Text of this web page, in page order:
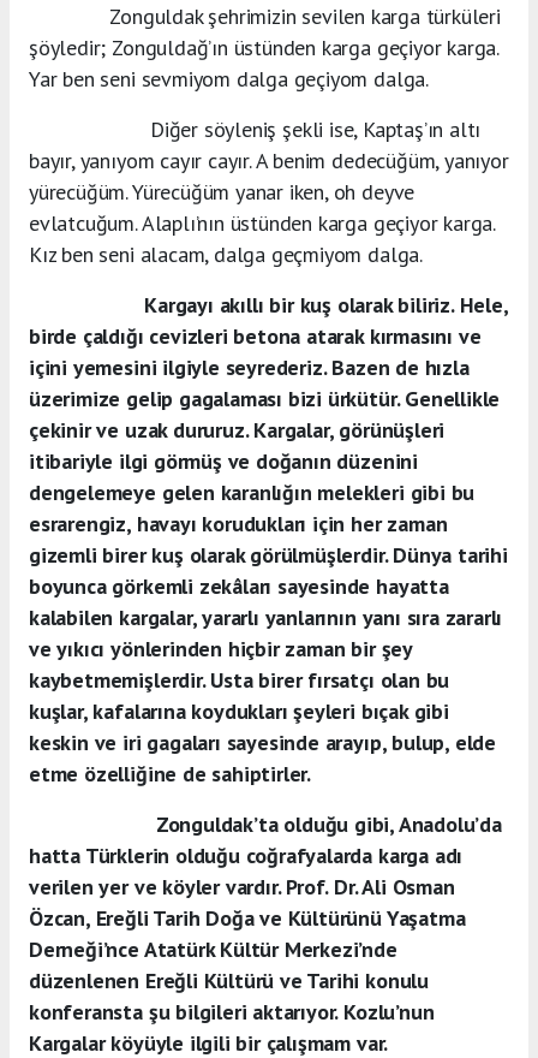
Zonguldak şehrimizin sevilen karga türküleri
şöyledir; Zonguldağ’ın üstünden karga geçiyor karga.
Yar ben seni sevmiyom dalga geçiyom dalga.
Diğer söyleniş şekli ise, Kaptaş’ın altı
bayır, yanıyom cayır cayır. A benim dedecüğüm, yanıyor
yürecüğüm. Yürecüğüm yanar iken, oh deyve
evlatcuğum. Alaplı’nın üstünden karga geçiyor karga.
Kız ben seni alacam, dalga geçmiyom dalga.
Kargayı akıllı bir kuş olarak biliriz. Hele,
birde çaldığı cevizleri betona atarak kırmasını ve
içini yemesini ilgiyle seyrederiz. Bazen de hızla
üzerimize gelip gagalaması bizi ürkütür. Genellikle
çekinir ve uzak dururuz. Kargalar, görünüşleri
itibariyle ilgi görmüş ve doğanın düzenini
dengelemeye gelen karanlığın melekleri gibi bu
esrarengiz, havayı korudukları için her zaman
gizemli birer kuş olarak görülmüşlerdir. Dünya tarihi
boyunca görkemli zekâları sayesinde hayatta
kalabilen kargalar, yararlı yanlarının yanı sıra zararlı
ve yıkıcı yönlerinden hiçbir zaman bir şey
kaybetmemişlerdir. Usta birer fırsatçı olan bu
kuşlar, kafalarına koydukları şeyleri bıçak gibi
keskin ve iri gagaları sayesinde arayıp, bulup, elde
etme özelliğine de sahiptirler.
Zonguldak’ta olduğu gibi, Anadolu’da
hatta Türklerin olduğu coğrafyalarda karga adı
verilen yer ve köyler vardır. Prof. Dr. Ali Osman
Özcan, Ereğli Tarih Doğa ve Kültürünü Yaşatma
Derneği’nce Atatürk Kültür Merkezi’nde
düzenlenen Ereğli Kültürü ve Tarihi konulu
konferansta şu bilgileri aktarıyor. Kozlu’nun
Kargalar köyüyle ilgili bir çalışmam var.